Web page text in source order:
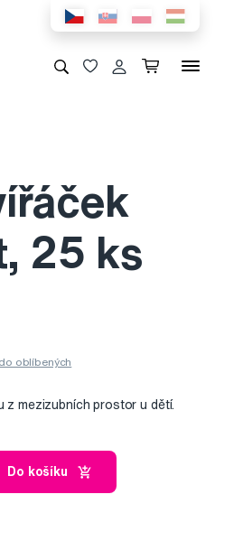
25 ks
z mezizubních prostor u dětí.
Do košíku